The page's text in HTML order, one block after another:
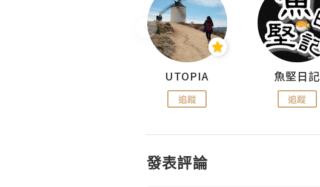
UTOPIA
追蹤
魚堅日記
追蹤
發表評論